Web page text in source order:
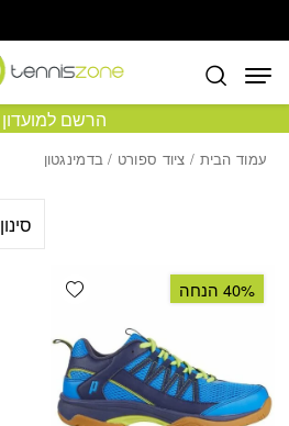
הרשם למועדון
עמוד הבית / ציוד ספורט / בדמינגטון
סינון
Add wishlist 40% הנחה